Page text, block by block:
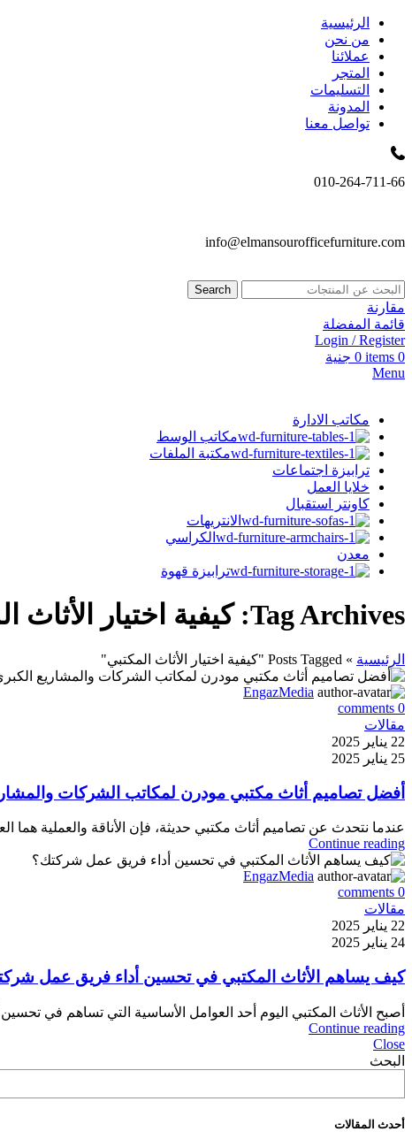
الرئيسية
من نحن
عملائنا
المتجر
التسليمات
المدونة
تواصل معنا
010-264-711-66
info@elmansourofficefurniture.com
Search
مقارنة
قائمة المفضلة
Login / Register
0
items
0 جنية
Menu
مكاتب الادارة
مكاتب الوسط
مكتبة الملفات
ترابيزة اجتماعات
خلايا العمل
كاونتر استقبال
الانتريهات
الكراسي
معدن
ترابيزة قهوة
Tag Archives: كيفية اختيار الأثاث المكتبي
الرئيسية » Posts Tagged "كيفية اختيار الأثاث المكتبي"
EngazMedia
0
comments
مقالات
22 يناير 2025
25 يناير 2025
أفضل تصاميم أثاث مكتبي مودرن لمكاتب الشركات
عندما نتحدث عن تصاميم أثاث مكتبي حديثة، فإن الأناقة والعملية هما
Continue reading
EngazMedia
0
comments
مقالات
22 يناير 2025
24 يناير 2025
كيف يساهم الأثاث المكتبي في تحسين أداء فريق عمل
أصبح الأثاث المكتبي اليوم أحد العوامل الأساسية التي تساهم في
Continue reading
Close
البحث
أحدث المقالات